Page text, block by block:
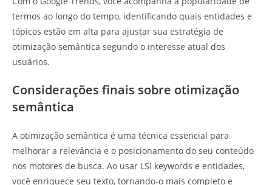
termos ao longo do tempo, identificando quais entidades e
tópicos estão em alta para ajustar sua estratégia de
otimização semântica segundo o interesse atual dos
usuários.
Considerações finais sobre otimização
semântica
A otimização semântica é uma técnica essencial para
melhorar a relevância e o posicionamento do seu conteúdo
nos motores de busca. Ao usar LSI keywords e entidades,
você enriquece seu texto, tornando-o mais completo e